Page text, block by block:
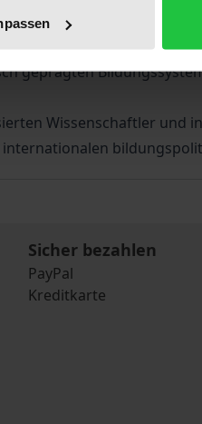
vor allem
legt Wert darauf, dabei
geprägten
Wissenschaftler und
Sicher bezahlen
PayPal
Kreditkarte